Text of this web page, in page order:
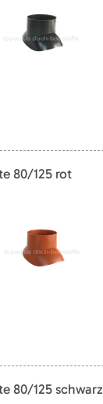
80/125 rot
80/125 schwarz